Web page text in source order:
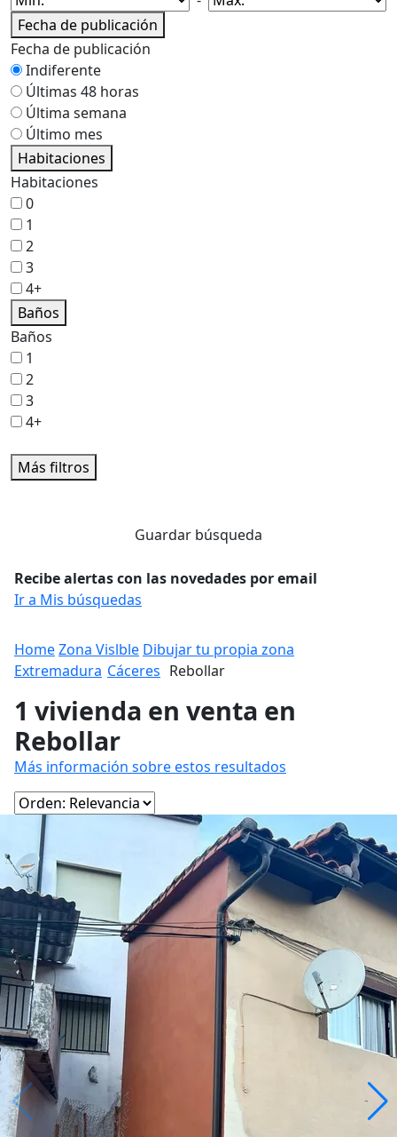
Fecha de publicación
Fecha de publicación
Indiferente
Últimas 48 horas
Última semana
Último mes
Habitaciones
Habitaciones
0
1
2
3
4+
Baños
Baños
1
2
3
4+
Más filtros
Guardar búsqueda
Recibe alertas con las novedades por email
Ir a Mis búsquedas
HomeZona Vislble Dibujar tu propia zona
Extremadura Cáceres Rebollar
1 vivienda en venta en
Rebollar
Más información sobre estos resultados